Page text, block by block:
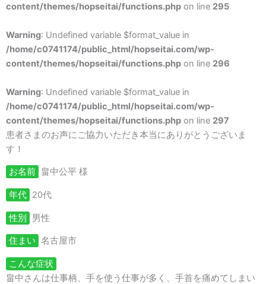
content/themes/hopseitai/functions.php on line 295
Warning: Undefined variable $format_value in
/home/c0741174/public_html/hopseitai.com/wp-
content/themes/hopseitai/functions.php on line 296
Warning: Undefined variable $format_value in
/home/c0741174/public_html/hopseitai.com/wp-
content/themes/hopseitai/functions.php on line 297
患者さまのお声にご協力いただき本当にありがとうございま
す！
お名前 畠中公平 様
年代 20代
性別 男性
住まい 名古屋市
こんな症状
畠中さんは仕事柄、手を使う仕事が多く、手首を痛めてしまい